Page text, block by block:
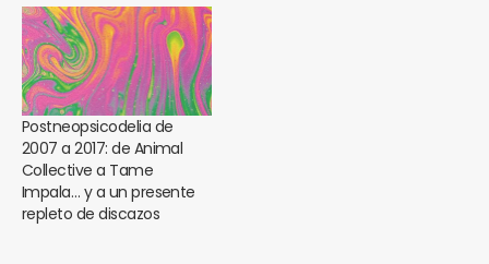
Postneopsicodelia de
2007 a 2017: de Animal
Collective a Tame
Impala… y a un presente
repleto de discazos